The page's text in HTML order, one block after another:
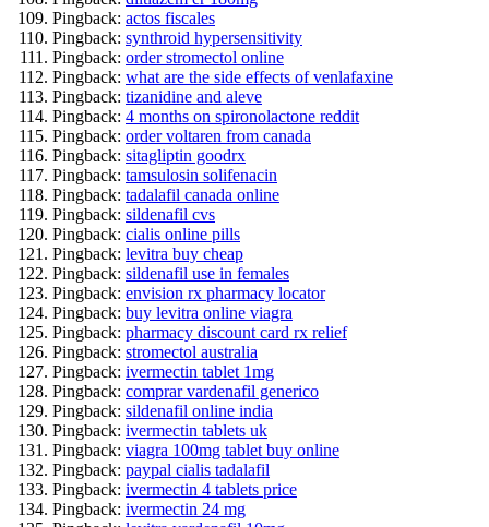
Pingback: actos fiscales
Pingback: synthroid hypersensitivity
Pingback: order stromectol online
Pingback: what are the side effects of venlafaxine
Pingback: tizanidine and aleve
Pingback: 4 months on spironolactone reddit
Pingback: order voltaren from canada
Pingback: sitagliptin goodrx
Pingback: tamsulosin solifenacin
Pingback: tadalafil canada online
Pingback: sildenafil cvs
Pingback: cialis online pills
Pingback: levitra buy cheap
Pingback: sildenafil use in females
Pingback: envision rx pharmacy locator
Pingback: buy levitra online viagra
Pingback: pharmacy discount card rx relief
Pingback: stromectol australia
Pingback: ivermectin tablet 1mg
Pingback: comprar vardenafil generico
Pingback: sildenafil online india
Pingback: ivermectin tablets uk
Pingback: viagra 100mg tablet buy online
Pingback: paypal cialis tadalafil
Pingback: ivermectin 4 tablets price
Pingback: ivermectin 24 mg